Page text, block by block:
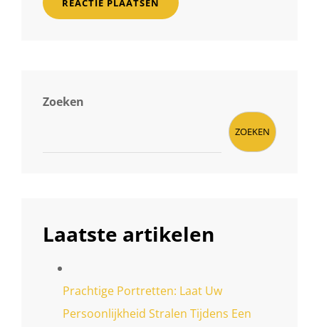
Zoeken
ZOEKEN
Laatste artikelen
Prachtige Portretten: Laat Uw
Persoonlijkheid Stralen Tijdens Een